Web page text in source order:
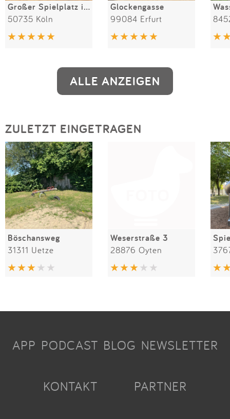
Großer Spielplatz im Kölner Zoo
50735 Köln
Glockengasse
99084 Erfurt
ALLE ANZEIGEN
ZULETZT EINGETRAGEN
Böschansweg
31311 Uetze
Weserstraße 3
28876 Oyten
APP PODCAST BLOG NEWSLETTER
KONTAKT PARTNER